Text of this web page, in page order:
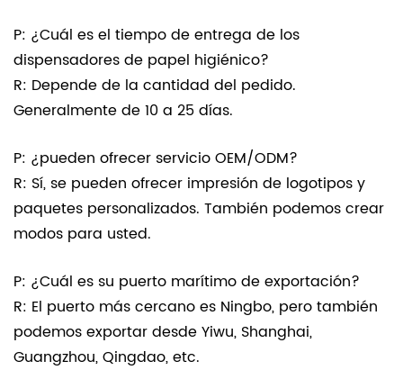
P: ¿Cuál es el tiempo de entrega de los
dispensadores de papel higiénico?
R: Depende de la cantidad del pedido.
Generalmente de 10 a 25 días.
P: ¿pueden ofrecer servicio OEM/ODM?
R: Sí, se pueden ofrecer impresión de logotipos y
paquetes personalizados. También podemos crear
modos para usted.
P: ¿Cuál es su puerto marítimo de exportación?
R: El puerto más cercano es Ningbo, pero también
podemos exportar desde Yiwu, Shanghai,
Guangzhou, Qingdao, etc.